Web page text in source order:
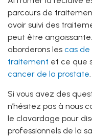
parcours de
avoir suivi des
peut être
aborderons les cas de
traitement et ce que
cancer de la prostate.
Si vous avez des
n’hésitez pas à nous
le clavardage pour
professionnels de la